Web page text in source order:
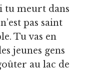
tu meurt dans
pas saint
Tu vas en
jeunes gens
au lac de